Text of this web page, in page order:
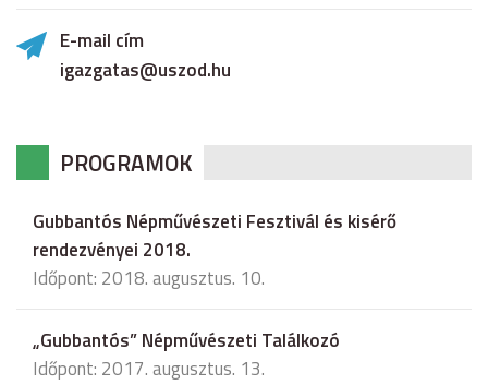
E-mail cím
igazgatas@uszod.hu
PROGRAMOK
Gubbantós Népművészeti Fesztivál és kisérő
rendezvényei 2018.
Időpont: 2018. augusztus. 10.
„Gubbantós” Népművészeti Találkozó
Időpont: 2017. augusztus. 13.